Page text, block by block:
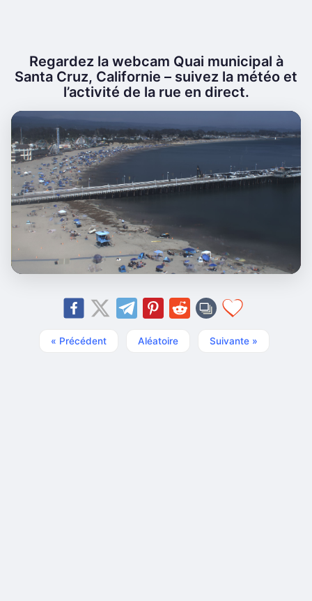
Regardez la webcam Quai municipal à
Santa Cruz, Californie – suivez la météo et
l’activité de la rue en direct.
« Précédent Aléatoire Suivante »